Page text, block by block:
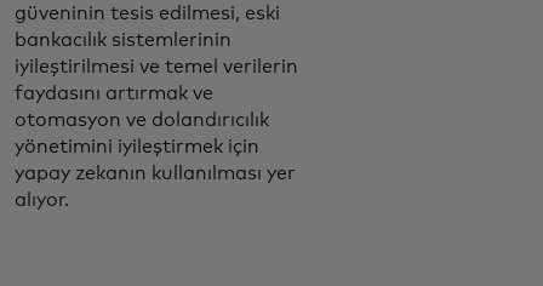
güveninin tesis edilmesi, eski
bankacılık sistemlerinin
iyileştirilmesi ve temel verilerin
faydasını artırmak ve
otomasyon ve dolandırıcılık
yönetimini iyileştirmek için
yapay zekanın kullanılması yer
alıyor.